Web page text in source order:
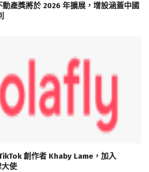
產獎將於 2026 年擴展，增設涵蓋中國
創作者 Khaby Lame，加入
使